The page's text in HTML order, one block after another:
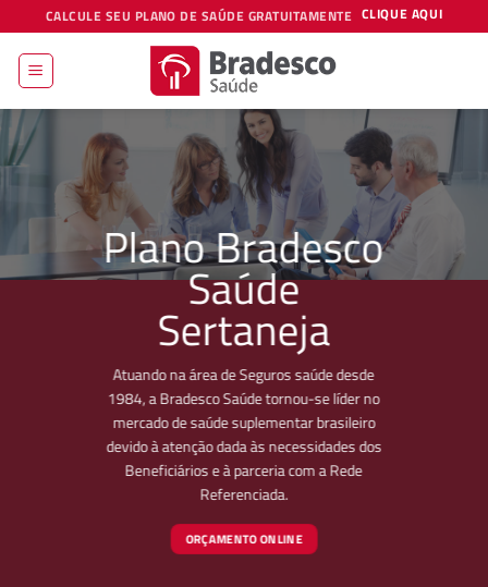
to
content
CALCULE SEU PLANO DE SAÚDE GRATUITAMENTE CLIQUE AQUI
Plano Bradesco
Saúde
Sertaneja
Atuando na área de Seguros saúde desde
1984, a Bradesco Saúde tornou-se líder no
mercado de saúde suplementar brasileiro
devido à atenção dada às necessidades dos
Beneficiários e à parceria com a Rede
Referenciada.
ORÇAMENTO ONLINE